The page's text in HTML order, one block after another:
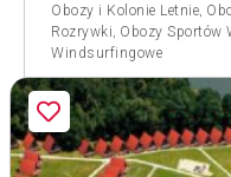
Obozy i Kolonie Letnie,
Rozrywki, Obozy Sportów
Windsurfingowe